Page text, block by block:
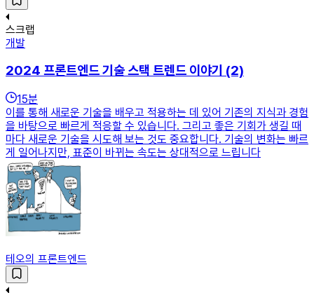
스크랩
개발
2024 프론트엔드 기술 스택 트렌드 이야기 (2)
15분
이를 통해 새로운 기술을 배우고 적용하는 데 있어 기존의 지식과 경험
을 바탕으로 빠르게 적응할 수 있습니다. 그리고 좋은 기회가 생길 때
마다 새로운 기술을 시도해 보는 것도 중요합니다. 기술의 변화는 빠르
게 일어나지만, 표준이 바뀌는 속도는 상대적으로 느립니다
테오의 프론트엔드